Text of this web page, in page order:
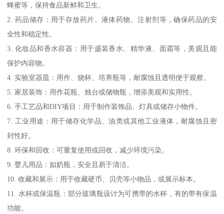
蜂蜜等，保持食品新鲜和卫生。
2. 药品储存：用于存放药片、液体药物、注射剂等，确保药品的安
全性和稳定性。
3. 化妆品和香水容器：用于盛装香水、精华液、面霜等，美观且能
保护内容物。
4. 实验室器皿：用作、烧杯、培养瓶等，耐腐蚀且透明便于观察。
5. 家居装饰：用作花瓶、烛台或储物瓶，增添美观和实用性。
6. 手工艺品和DIY项目：用于制作装饰品、灯具或储存小物件。
7. 工业用途：用于储存化学品、油类或其他工业液体，耐腐蚀且密
封性好。
8. 环保和回收：可重复使用或回收，减少环境污染。
9. 婴儿用品：如奶瓶，安全且易于清洁。
10. 收藏和展示：用于收藏硬币、贝壳等小物品，或展示标本。
11. 水杯或保温瓶：部分玻璃瓶设计为可携带的水杯，有的带有保温
功能。